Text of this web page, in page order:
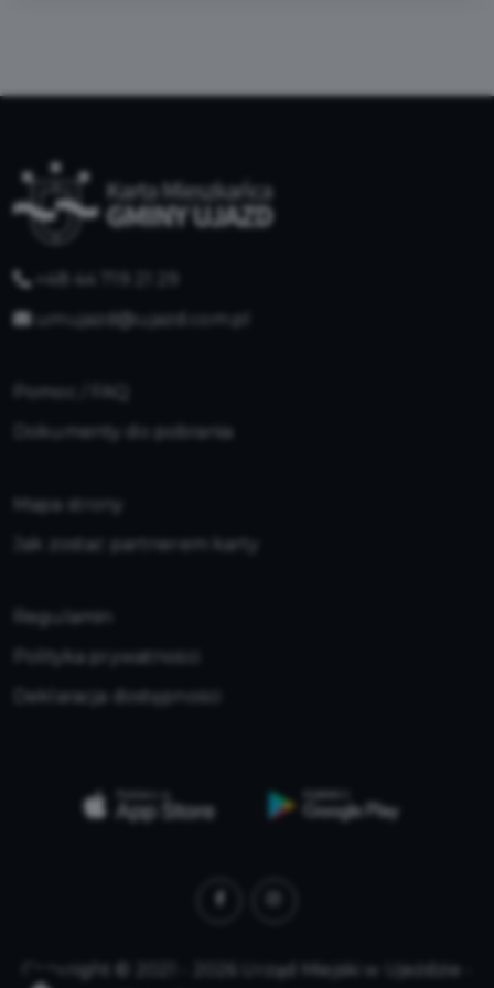
+48 44 719 21 29
umujazd@ujazd.com.pl
Dokumenty do pobrania
Mapa strony
Jak zostać partnerem karty
Regulamin
Polityka prywatności
Deklaracja dostępności
Copyright © 2021 - 2026 Urząd Miejski w Ujeździe -